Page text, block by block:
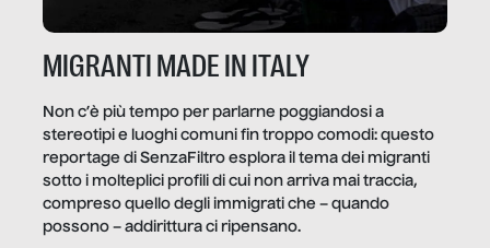
MIGRANTI MADE IN ITALY
Non c’è più tempo per parlarne poggiandosi a
stereotipi e luoghi comuni fin troppo comodi: questo
reportage di SenzaFiltro esplora il tema dei migranti
sotto i molteplici profili di cui non arriva mai traccia,
compreso quello degli immigrati che – quando
possono – addirittura ci ripensano.